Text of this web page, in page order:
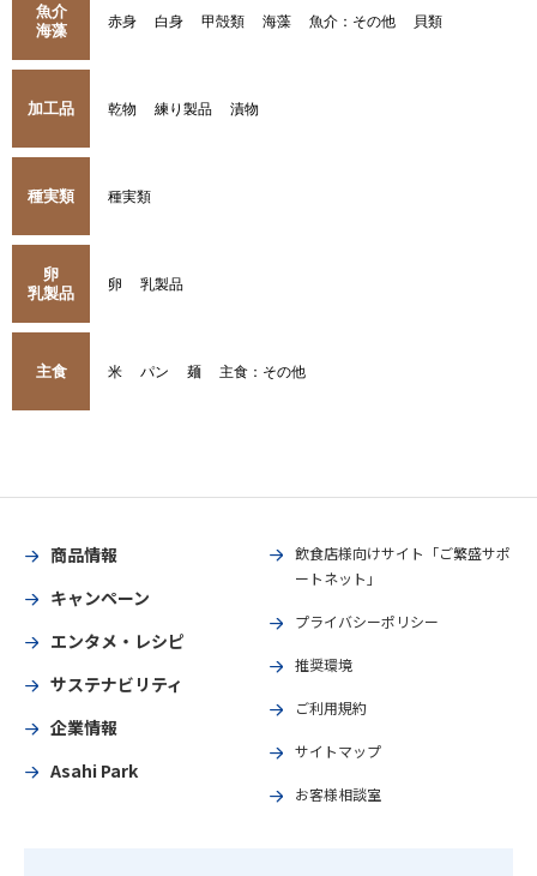
魚介
海藻
赤身 白身 甲殻類 海藻 魚介：その他 貝類
加工品 乾物 練り製品 漬物
種実類 種実類
卵
乳製品
卵 乳製品
主食 米 パン 麺 主食：その他
商品情報
キャンペーン
エンタメ・レシピ
サステナビリティ
企業情報
Asahi Park
飲食店様向けサイト「ご繁盛サポ
ートネット」
プライバシーポリシー
推奨環境
ご利用規約
サイトマップ
お客様相談室